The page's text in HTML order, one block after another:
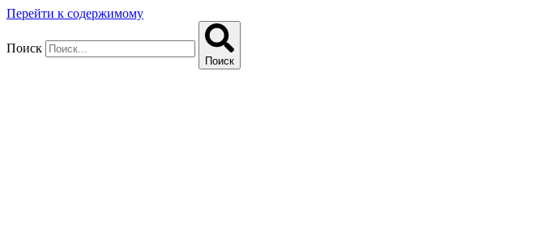
Перейти к содержимому
Поиск
Поиск